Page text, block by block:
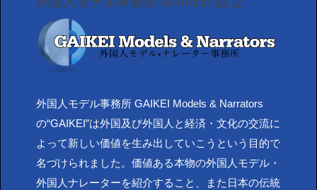
外国人モデル事務所 GAIKEI Models & Narrators
の“GAIKEI”は外国及び外国人と経済・文化の交流に
よって新しい価値を生み出していこうという目的で
名づけられました。価値ある本物の外国人モデル・
外国人ナレーターを紹介すること、また日本の伝統